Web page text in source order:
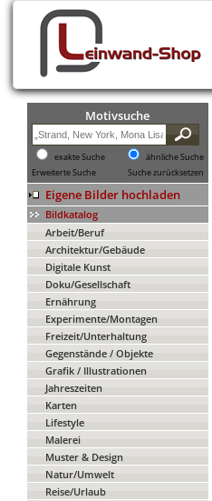
Motivsuche
exakte Suche
ähnliche Suche
Erweiterte Suche
Suche zurücksetzen
Eigene Bilder hochladen
Bildkatalog
Arbeit/Beruf
Architektur/Gebäude
Digitale Kunst
Doku/Gesellschaft
Ernährung
Experimente/Montagen
Freizeit/Unterhaltung
Gegenstände / Objekte
Grafik / Illustrationen
Jahreszeiten
Karten
Lifestyle
Malerei
Muster & Design
Natur/Umwelt
Reise/Urlaub